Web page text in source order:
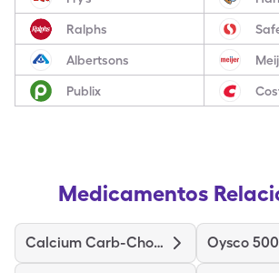
Ralphs
Albertsons
Publix
Medicamentos
Calcium Carb-Cholecalciferol Oysco